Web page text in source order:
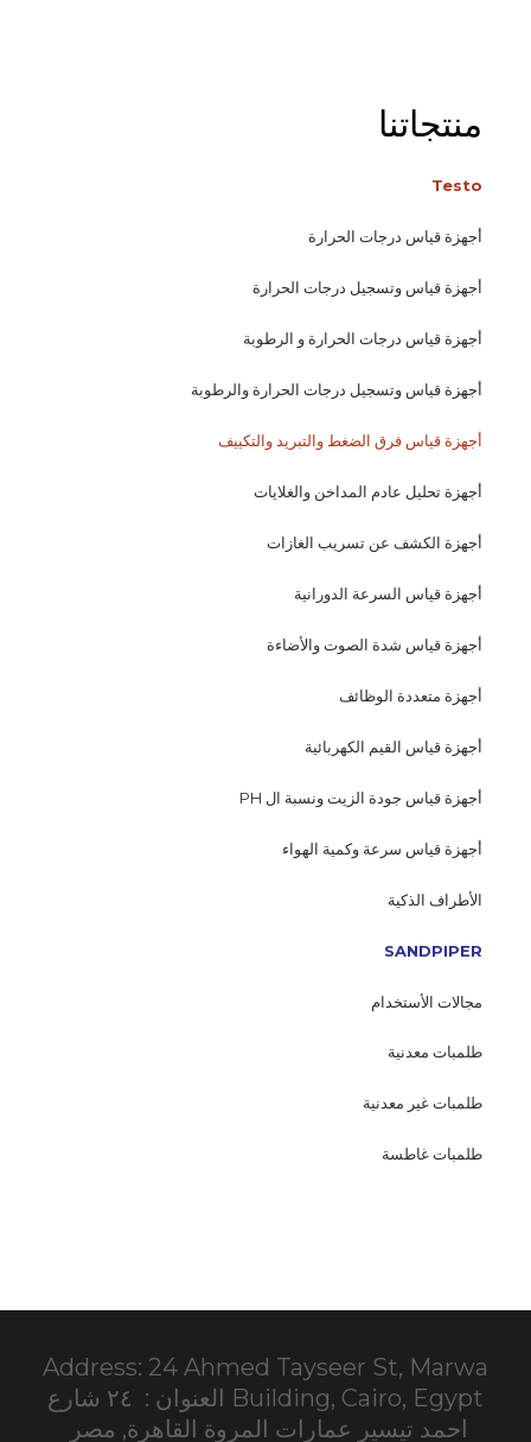
منتجاتنا
Testo
أجهزة قياس درجات الحرارة
أجهزة قياس وتسجيل درجات الحرارة
أجهزة قياس درجات الحرارة و الرطوبة
أجهزة قياس وتسجيل درجات الحرارة والرطوبة
أجهزة قياس فرق الضغط والتبريد والتكييف
أجهزة تحليل عادم المداخن والغلايات
أجهزة الكشف عن تسريب الغازات
أجهزة قياس السرعة الدورانية
أجهزة قياس شدة الصوت والأضاءة
أجهزة متعددة الوظائف
أجهزة قياس القيم الكهربائية
أجهزة قياس جودة الزيت ونسبة ال PH
أجهزة قياس سرعة وكمية الهواء
الأطراف الذكية
SANDPIPER
مجالات الأستخدام
طلمبات معدنية
طلمبات غير معدنية
طلمبات غاطسة
Address: 24 Ahmed Tayseer St, Marwa
Building, Cairo, Egypt العنوان : ٢٤ شارع
احمد تيسير عمارات المروة القاهرة, مصر